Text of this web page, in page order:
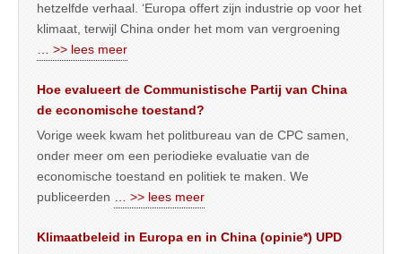
hetzelfde verhaal. ‘Europa offert zijn industrie op voor het
klimaat, terwijl China onder het mom van vergroening
… >> lees meer
Hoe evalueert de Communistische Partij van China
de economische toestand?
Vorige week kwam het politbureau van de CPC samen,
onder meer om een periodieke evaluatie van de
economische toestand en politiek te maken. We
publiceerden
… >> lees meer
Klimaatbeleid in Europa en in China (opinie*) UPD